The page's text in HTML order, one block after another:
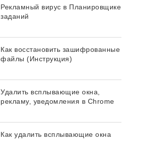
Рекламный вирус в Планировщике
заданий
Как восстановить зашифрованные
файлы (Инструкция)
Удалить всплывающие окна,
рекламу, уведомления в Chrome
Как удалить всплывающие окна